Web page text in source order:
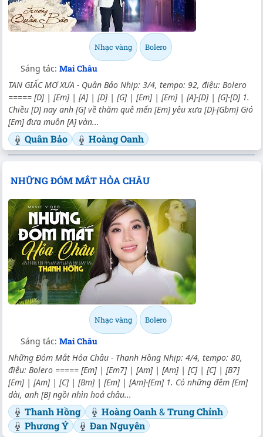
Nhạc vàng Bolero
Sáng tác: Mai Châu
TAN GIẤC MƠ XƯA - Quân Bảo Nhịp: 3/4, tempo: 92, điệu: Bolero
===== [D] | [Em] | [A] | [D] | [G] | [Em] | [Em] | [A]-[D] | [G]-[D] 1.
Chiều [D] nay anh [G] về thăm quê mến [Em] yêu xưa [D]-[Gbm] Gió
[Em] đưa muôn [A] vàn...
Quân Bảo Hoàng Oanh
NHỮNG ĐÓM MẮT HỎA CHÂU
Nhạc vàng Bolero
Sáng tác: Mai Châu
Những Đóm Mắt Hỏa Châu - Thanh Hồng Nhịp: 4/4, tempo: 80,
điệu: Bolero ===== [Em] | [Em7] | [Am] | [Am] | [C] | [C] | [B7]
[Em] | [Am] | [C] | [Bm] | [Em] | [Am]-[Em] 1. Có những đêm [Em]
dài, anh [B] ngồi nhìn hoả châu...
Thanh Hồng Hoàng Oanh&Trung Chỉnh
Phương Ý
Đan Nguyên